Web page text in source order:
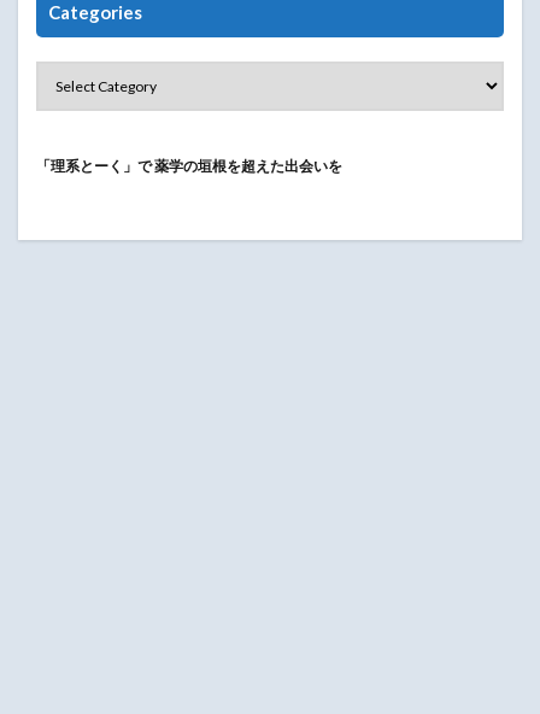
Categories
「理系とーく」で薬学の垣根を超えた出会いを